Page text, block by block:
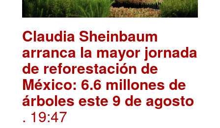
Claudia Sheinbaum
arranca la mayor jornada
de reforestación de
México: 6.6 millones de
árboles este 9 de agosto
. 19:47